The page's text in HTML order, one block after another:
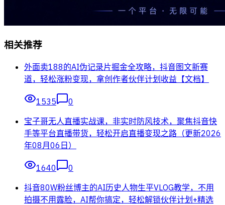
相关推荐
外面卖188的AI伪记录片掘金全攻略，抖音图文新赛
道，轻松涨粉变现，拿创作者伙伴计划收益【文档】
1535
0
宝子哥无人直播实战课，非实时防风技术，聚焦抖音快
手等平台直播带货，轻松开启直播变现之路（更新2026
年08月06日）
1640
0
抖音80W粉丝博主的AI历史人物生平VLOG教学，不用
拍摄不用露脸，AI帮你搞定，轻松解锁伙伴计划+精选